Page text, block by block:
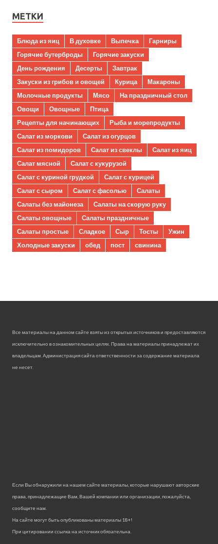
МЕТКИ
Блюда из яиц В духовке Выпечка
Гарниры
Горячие бутерброды
Горячие закуски
День рождения
Десерты
Завтрак
Закуски из грибов и овощей
Курица
Макароны
Молочные продукты
Мясо
На праздничный стол
Овощи
Овощные
Птица
Рецепты для начинающих
Рыба и морепродукты
Салат из моркови
Салат из огурцов
Салат из помидоров
Салат из свеклы
Салат из яиц
Салат мясной
Салат с кукурузой
Салат с куриной грудкой
Салат с курицей
Салат с сыром
Салат с фасолью
Салаты
Салаты без майонеза
Салаты на скорую руку
Салаты овощные
Салаты праздничные
Салаты простые
Сладкое Сыр Тосты
Ужин
Холодные закуски
обед пост свинина
Все материалы на данном сайте взяты из открытых источников и предоставляются
исключительно в ознакомительных целях. Права на материалы принадлежат их
владельцам. Администрация сайта ответственности за содержание материала
не несет.
Если Вы обнаружили на нашем сайте материалы, которые нарушают авторские
права, принадлежащие Вам, Вашей компании или организации, пожалуйста,
сообщите нам.
На сайте могут быть опубликованы материалы 18+!
При цитировании ссылка на источник обязательна.